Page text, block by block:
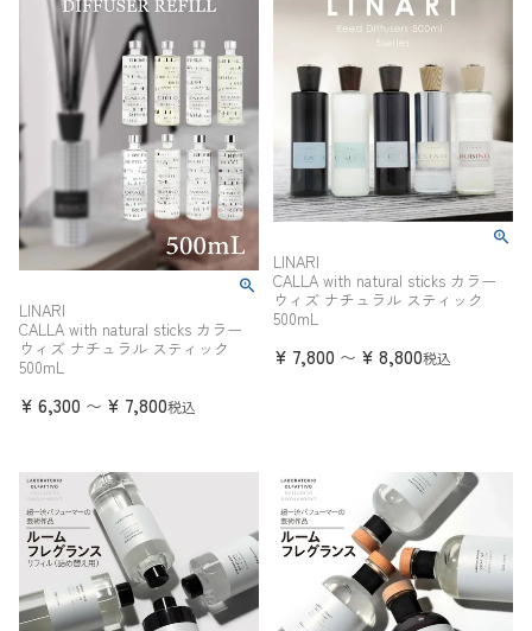
LINARI
CALLA with natural sticks カラー
ウィズ ナチュラル スティック
500mL
¥ 6,300 〜 ¥ 7,800税込
LINARI
CALLA with natural sticks カラー
ウィズ ナチュラル スティック
500mL
¥ 7,800 〜 ¥ 8,800税込